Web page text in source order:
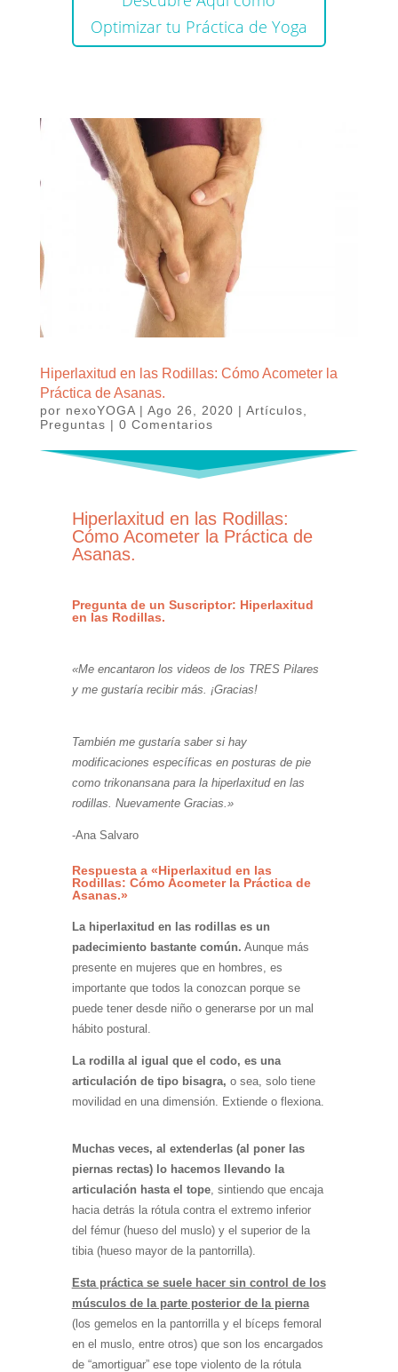
Optimizar tu Práctica de Yoga
Hiperlaxitud en las Rodillas: Cómo Acometer la
Práctica de Asanas.
por nexoYOGA| Ago 26, 2020 | Artículos
Preguntas | 0 Comentarios
Hiperlaxitud en las Rodillas:
Cómo Acometer la Práctica de
Asanas.
Pregunta de un Suscriptor: Hiperlaxitud
en las Rodillas.
«Me encantaron los videos de los TRES Pilares
y me gustaría recibir más. ¡Gracias!
También me gustaría saber si hay
modificaciones específicas en posturas de pie
como trikonansana para la hiperlaxitud en las
rodillas. Nuevamente Gracias.»
-Ana Salvaro
Respuesta a «Hiperlaxitud en las
Rodillas: Cómo Acometer la Práctica de
Asanas.»
La hiperlaxitud en las rodillas es un
padecimiento bastante común. Aunque más
presente en mujeres que en hombres, es
importante que todos la conozcan porque se
puede tener desde niño o generarse por un mal
hábito postural.
La rodilla al igual que el codo, es una
articulación de tipo bisagra, o sea, solo tiene
movilidad en una dimensión. Extiende o flexiona.
Muchas veces, al extenderlas (al poner las
piernas rectas) lo hacemos llevando la
articulación hasta el tope, sintiendo que encaja
hacia detrás la rótula contra el extremo inferior
del fémur (hueso del muslo) y el superior de la
tibia (hueso mayor de la pantorrilla).
Esta práctica se suele hacer sin control de los
músculos de la parte posterior de la pierna
(los gemelos en la pantorrilla y el bíceps femoral
en el muslo, entre otros) que son los encargados
de “amortiguar” ese tope violento de la rótula